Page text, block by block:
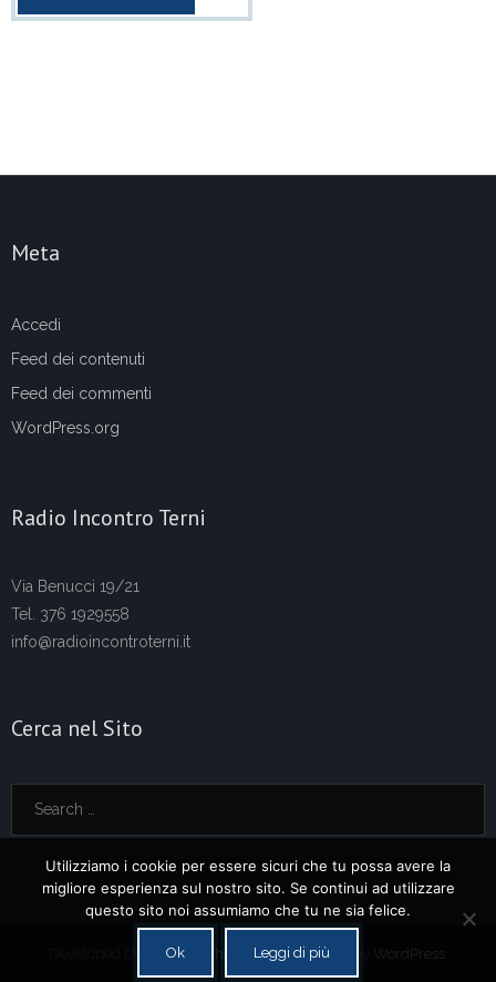
Meta
Accedi
Feed dei contenuti
Feed dei commenti
WordPress.org
Radio Incontro Terni
Via Benucci 19/21
Tel. 376 1929558
info@radioincontroterni.it
Cerca nel Sito
Think Up Themes Ltd. Powered by WordPress
Utilizziamo i cookie per essere sicuri che tu possa avere la
migliore esperienza sul nostro sito. Se continui ad utilizzare
questo sito noi assumiamo che tu ne sia felice.
Ok Leggi di più